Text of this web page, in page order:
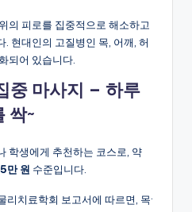
의 피로를 집중적으로 해소하고
현대인의 고질병인 목, 어깨, 허
되어 있습니다.
중 마사지 – 하루
싹~
학생에게 추천하는 코스로, 약
만 원 수준입니다.
리치료학회 보고서에 따르면, 목·